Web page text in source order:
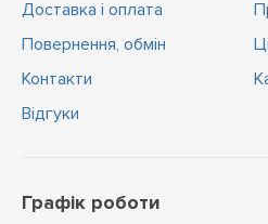
Доставка і оплата
Повернення, обмін
Контакти
Відгуки
Графік роботи